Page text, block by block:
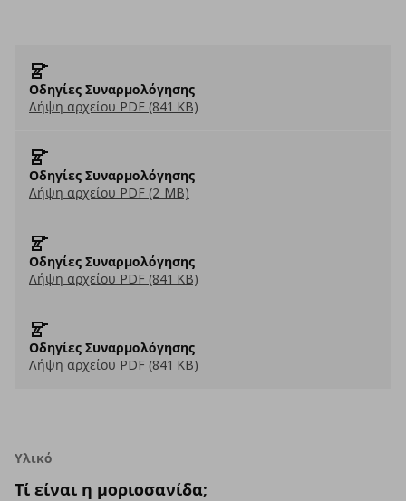
Οδηγίες Συναρμολόγησης
Λήψη αρχείου PDF (841 KB)
Οδηγίες Συναρμολόγησης
Λήψη αρχείου PDF (2 MB)
Οδηγίες Συναρμολόγησης
Λήψη αρχείου PDF (841 KB)
Οδηγίες Συναρμολόγησης
Λήψη αρχείου PDF (841 KB)
Υλικό
Τί είναι η μοριοσανίδα;